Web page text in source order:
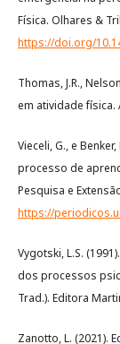
Física. Olhares &
https://doi.org/
Thomas, J.R.,
em atividade física.
Vieceli, G., e
processo de
Pesquisa e
https://
Vygotski, L.S.
dos processos
Trad.). Editora
Zanotto, L. (2021).